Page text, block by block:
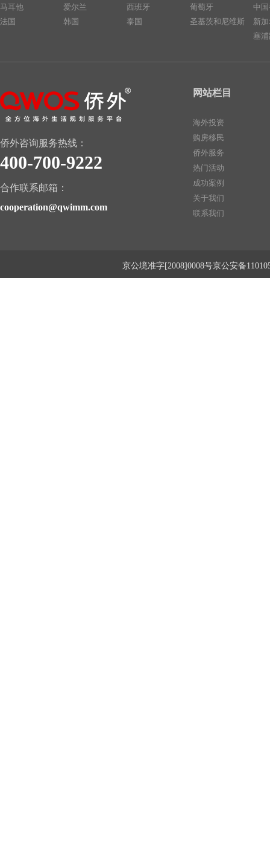
马耳他
法国
爱尔兰
韩国
西班牙
泰国
葡萄牙
圣基茨和尼维斯
中
新
塞
侨外咨询服务热线：
400-700-9222
合作联系邮箱：
cooperation@qwimm.com
网站栏目
海外投资
购房移民
侨外服务
热门活动
成功案例
关于我们
联系我们
京公境准字[2008]0008号京公安备